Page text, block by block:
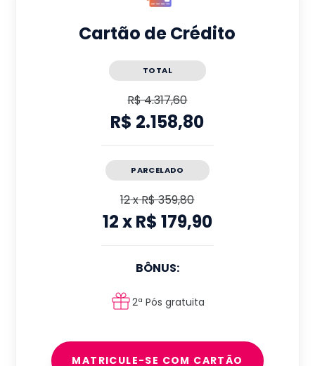
Cartão de Crédito
TOTAL
R$ 4.317,60
R$ 2.158,80
PARCELADO
12xR$ 359,80
12xR$ 179,90
BÔNUS:
2ª Pós gratuita
MATRICULE-SE COM CARTÃO